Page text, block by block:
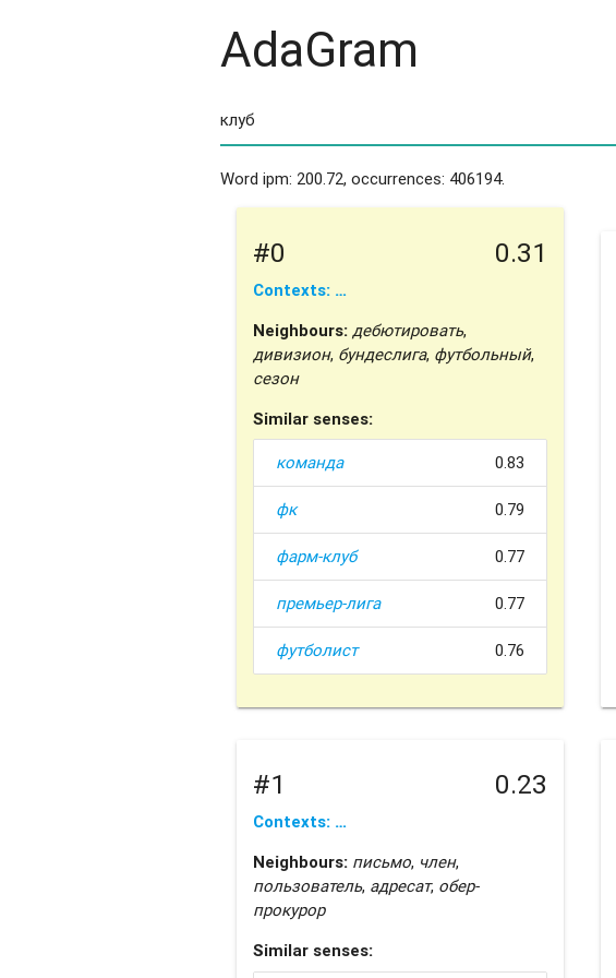
AdaGram
Word ipm: 200.72, occurrences: 406194.
#0 0.31
Contexts: …
Neighbours: дебютировать,
дивизион, бундеслига, футбольный,
сезон
Similar senses:
команда 0.83
фк 0.79
фарм-клуб 0.77
премьер-лига 0.77
футболист 0.76
#1 0.23
Contexts: …
Neighbours: письмо, член,
пользователь, адресат, обер-
прокурор
Similar senses: